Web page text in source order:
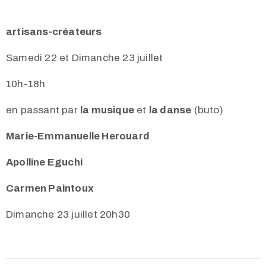
artisans-créateurs
Samedi 22 et Dimanche 23 juillet
10h-18h
en passant par la musique et la danse (buto)
Marie-Emmanuelle Herouard
Apolline Eguchi
Carmen Paintoux
Dimanche 23 juillet 20h30